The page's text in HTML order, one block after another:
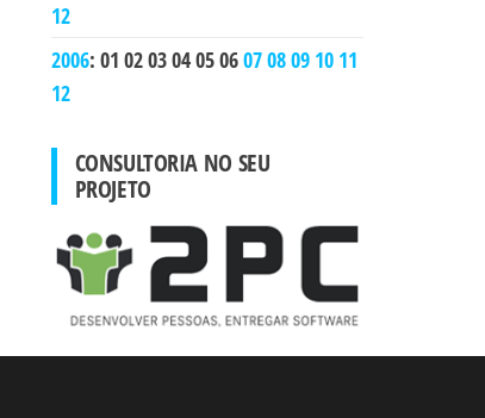
12
2006: 01 0203040506070809 10 11
12
CONSULTORIA NO SEU
PROJETO